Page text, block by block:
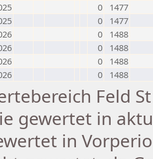
0
1477
0
1477
0
1488
0
1488
0
1488
0 1488
Feld
gewertet in
in